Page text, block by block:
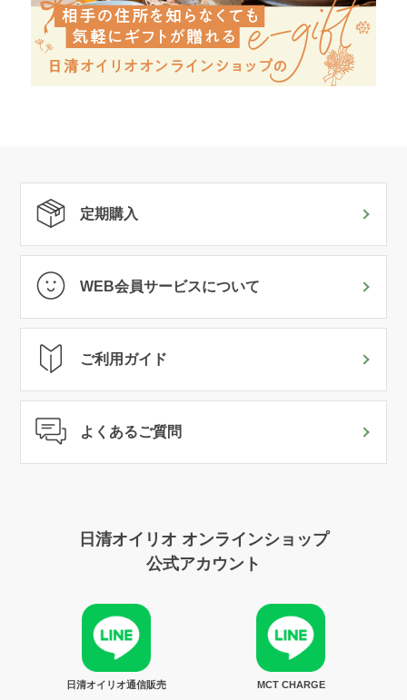
定期購入
WEB会員サービスについて
ご利用ガイド
よくあるご質問
日清オイリオ オンラインショップ
公式アカウント
日清オイリオ通信販売 MCT CHARGE